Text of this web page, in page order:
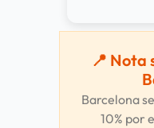
📍 Nota
Barcelona
10% por